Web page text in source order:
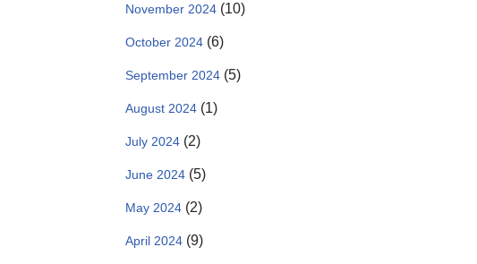
November 2024 (10)
October 2024 (6)
September 2024 (5)
August 2024 (1)
July 2024 (2)
June 2024 (5)
May 2024 (2)
April 2024 (9)